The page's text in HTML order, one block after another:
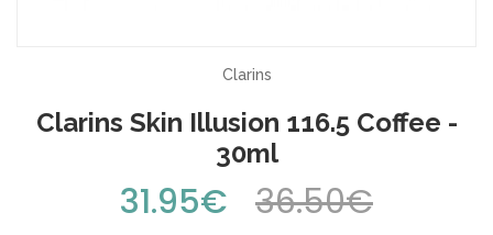
Clarins
Clarins Skin Illusion 116.5 Coffee -
30ml
31.95€ 36.50€